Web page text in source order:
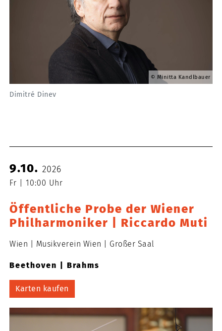
Minitta Kandlbauer
Dimitré Dinev
9.10.2026
Fr 10:00 Uhr
Öffentliche Probe der Wiener
Philharmoniker | Riccardo Muti
Wien Musikverein Wien Großer Saal
Beethoven | Brahms
Karten kaufen